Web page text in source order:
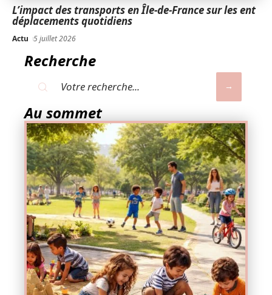
L’impact des transports en Île-de-France sur les ent
déplacements quotidiens
Actu 5 juillet 2026
Recherche
Au sommet